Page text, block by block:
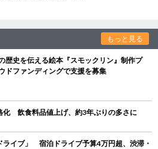
もっと見る
歴史を伝える絵本『スモックリン』制作プ
ドファンディングで支援を募集
化 飲食料品値上げ、約3年ぶりの多さに
ライブ」 宿泊ドライブ予算4万円超、渋滞・